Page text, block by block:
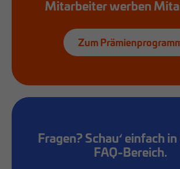
Mitarbeiter werben
Zum
Fragen? Schau‘ einfach
FAQ-Bereich.